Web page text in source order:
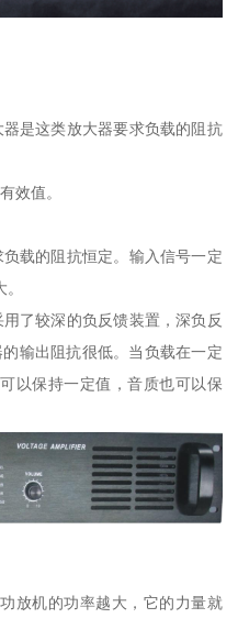
是这类放大器要求负载的阻抗
效值。
载的阻抗恒定。输入信号一定
了较深的负反馈装置，深负反
输出阻抗很低。当负载在一定
以保持一定值，音质也可以保
放机的功率越大，它的力量就